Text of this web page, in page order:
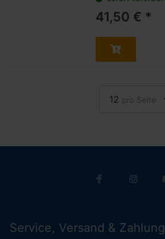
41,50 € *
12 pro Seite
Service, Versand & Zahlung